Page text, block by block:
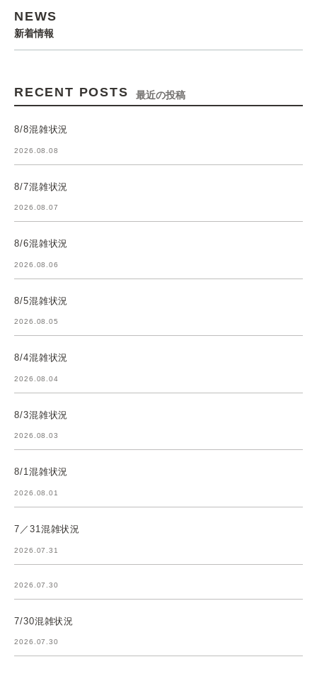
NEWS
新着情報
RECENT POSTS 最近の投稿
8/8混雑状況
2026.08.08
8/7混雑状況
2026.08.07
8/6混雑状況
2026.08.06
8/5混雑状況
2026.08.05
8/4混雑状況
2026.08.04
8/3混雑状況
2026.08.03
8/1混雑状況
2026.08.01
7／31混雑状況
2026.07.31
2026.07.30
7/30混雑状況
2026.07.30